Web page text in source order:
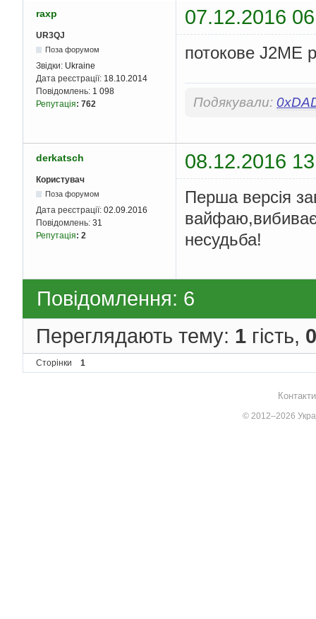
raxp 07.12.2016
UR3QJ
Поза форумом
Звідки: Ukraine
Дата реєстрації: 18.10.2014
Повідомлень: 1 098
Репутація: 762
потокове J2ME
Подякували:
derkatsch 08.12.2016
Користувач
Поза форумом
Дата реєстрації: 02.09.2016
Повідомлень: 31
Репутація: 2
Перша версія
вайфаю,вибиває
несудьба!
Повідомлення: 6
Переглядають тему: 1 гість, 0
Сторінки 1
© 2012–2026